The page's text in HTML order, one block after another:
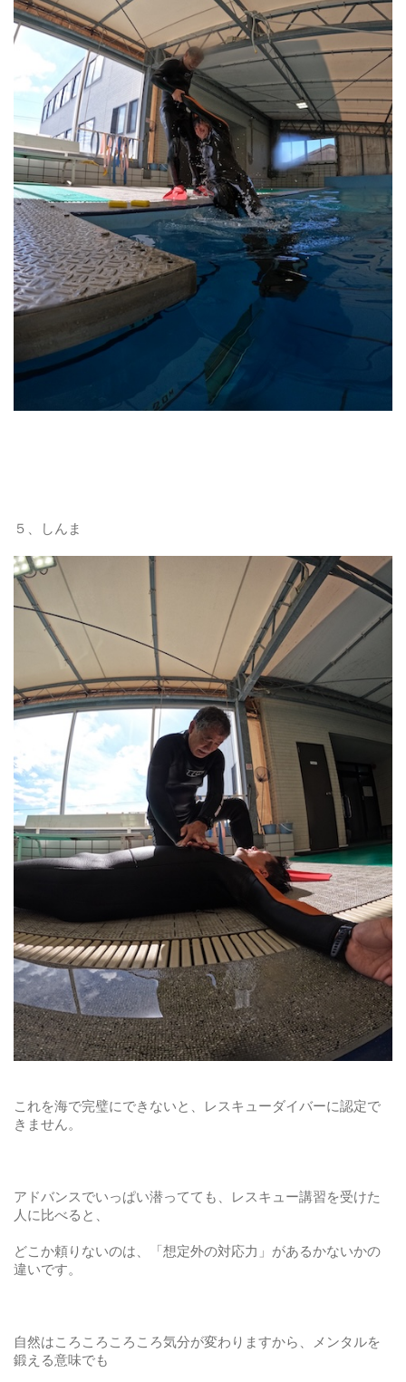
５、しんま
これを海で完璧にできないと、レスキューダイバーに認定で
きません。
アドバンスでいっぱい潜ってても、レスキュー講習を受けた
人に比べると、
どこか頼りないのは、「想定外の対応力」があるかないかの
違いです。
自然はころころころころ気分が変わりますから、メンタルを
鍛える意味でも